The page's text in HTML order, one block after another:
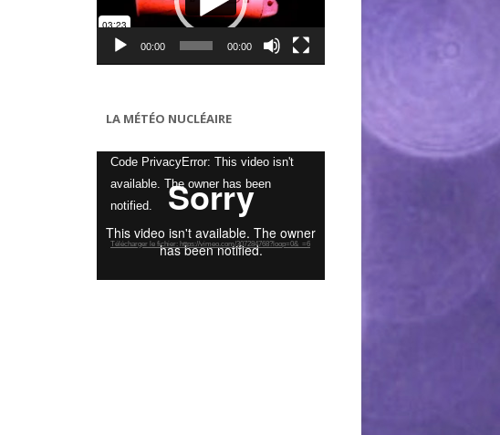
00:00 00:00
LA MÉTÉO NUCLÉAIRE
Lecteur
vidéo
Code PrivacyError: This video isn't
available. The owner has been
notified.
Télécharger le fichier: https://vimeo.com/307284768?loop=0&_=6